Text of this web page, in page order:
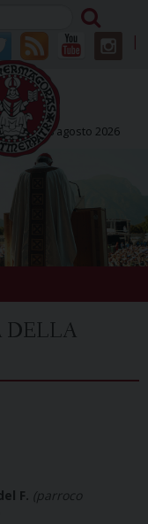
sabato 08 agosto 2026
DELLA
F. (parroco